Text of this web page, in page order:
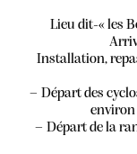
Lieu dit-« les
Installation,
– Départ des
environ
– Départ de la